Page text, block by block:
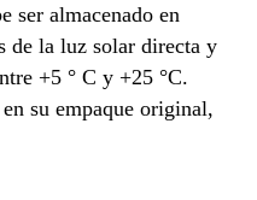
ser almacenado en
de la luz solar directa y
+5 ° C y +25 °C.
su empaque original,